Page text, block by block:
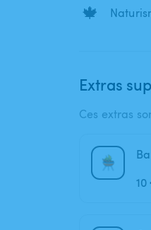
🍁
Extras
Ces extras
10